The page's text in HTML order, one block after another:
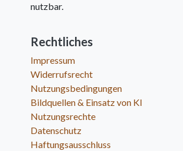
nutzbar.
Rechtliches
Impressum
Widerrufsrecht
Nutzungsbedingungen
Bildquellen & Einsatz von KI
Nutzungsrechte
Datenschutz
Haftungsausschluss